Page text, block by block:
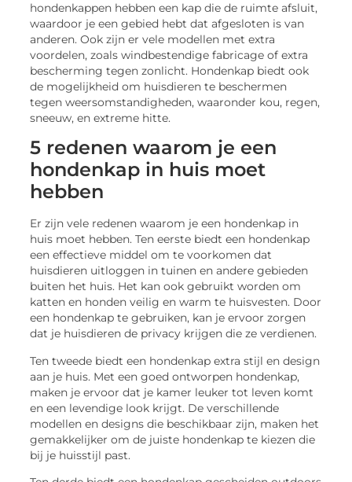
hondenkappen hebben een kap die de ruimte afsluit,
waardoor je een gebied hebt dat afgesloten is van
anderen. Ook zijn er vele modellen met extra
voordelen, zoals windbestendige fabricage of extra
bescherming tegen zonlicht. Hondenkap biedt ook
de mogelijkheid om huisdieren te beschermen
tegen weersomstandigheden, waaronder kou, regen,
sneeuw, en extreme hitte.
5 redenen waarom je een
hondenkap in huis moet
hebben
Er zijn vele redenen waarom je een hondenkap in
huis moet hebben. Ten eerste biedt een hondenkap
een effectieve middel om te voorkomen dat
huisdieren uitloggen in tuinen en andere gebieden
buiten het huis. Het kan ook gebruikt worden om
katten en honden veilig en warm te huisvesten. Door
een hondenkap te gebruiken, kan je ervoor zorgen
dat je huisdieren de privacy krijgen die ze verdienen.
Ten tweede biedt een hondenkap extra stijl en design
aan je huis. Met een goed ontworpen hondenkap,
maken je ervoor dat je kamer leuker tot leven komt
en een levendige look krijgt. De verschillende
modellen en designs die beschikbaar zijn, maken het
gemakkelijker om de juiste hondenkap te kiezen die
bij je huisstijl past.